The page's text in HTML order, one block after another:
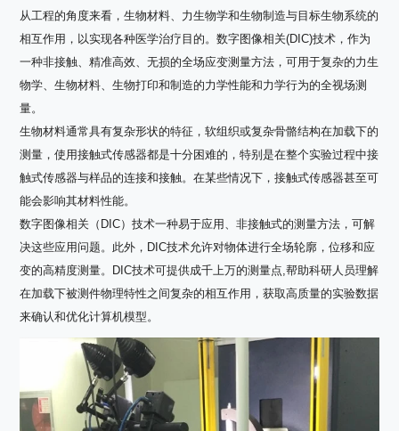
从工程的角度来看，生物材料、力生物学和生物制造与目标生物系统的
相互作用，以实现各种医学治疗目的。数字图像相关(DIC)技术，作为
一种非接触、精准高效、无损的全场应变测量方法，可用于复杂的力生
物学、生物材料、生物打印和制造的力学性能和力学行为的全视场测
量。
生物材料通常具有复杂形状的特征，软组织或复杂骨骼结构在加载下的
测量，使用接触式传感器都是十分困难的，特别是在整个实验过程中接
触式传感器与样品的连接和接触。在某些情况下，接触式传感器甚至可
能会影响其材料性能。
数字图像相关（DIC）技术一种易于应用、非接触式的测量方法，可解
决这些应用问题。此外，DIC技术允许对物体进行全场轮廓，位移和应
变的高精度测量。DIC技术可提供成千上万的测量点,帮助科研人员理解
在加载下被测件物理特性之间复杂的相互作用，获取高质量的实验数据
来确认和优化计算机模型。